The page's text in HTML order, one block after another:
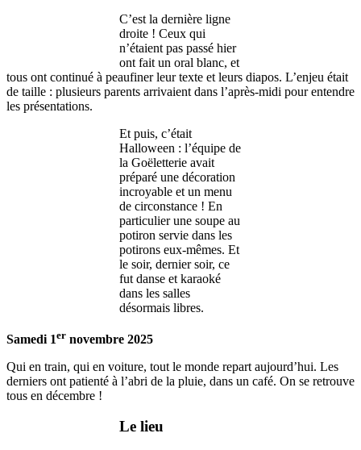
C’est la dernière ligne
droite ! Ceux qui
n’étaient pas passé hier
ont fait un oral blanc, et
tous ont continué à peaufiner leur texte et leurs diapos. L’enjeu était
de taille : plusieurs parents arrivaient dans l’après-midi pour entendre
les présentations.
Et puis, c’était
Halloween : l’équipe de
la Goëletterie avait
préparé une décoration
incroyable et un menu
de circonstance ! En
particulier une soupe au
potiron servie dans les
potirons eux-mêmes. Et
le soir, dernier soir, ce
fut danse et karaoké
dans les salles
désormais libres.
Samedi 1er novembre 2025
Qui en train, qui en voiture, tout le monde repart aujourd’hui. Les
derniers ont patienté à l’abri de la pluie, dans un café. On se retrouve
tous en décembre !
Le lieu